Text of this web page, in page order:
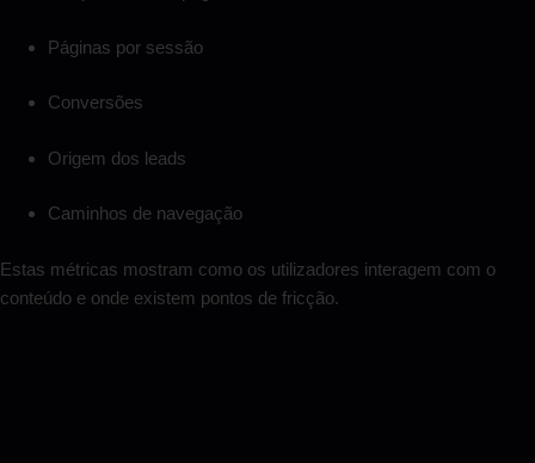
Páginas por sessão
Conversões
Origem dos leads
Caminhos de navegação
Estas métricas mostram como os utilizadores interagem com o
conteúdo e onde existem pontos de fricção.